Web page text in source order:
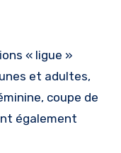
« ligue »
et adultes,
coupe de
également